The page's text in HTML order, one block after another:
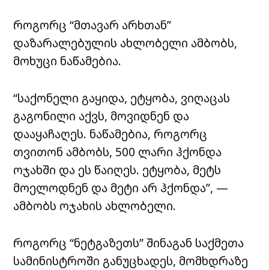
როგორც “მთავარ არხთან”
დაზარალებულის ახლობელი ამბობს,
მოხუცი ნაწამებია.
“საქონელი გაყიდა, ეტყობა, ვიღაცას
გაგონილი აქვს, მოვიდნენ და
დააყაჩაღეს. ნაწამებია, როგორც
თვითონ ამბობს, 500 ლარი ჰქონდა
ოჯახში და ეს წაიღეს. ეტყობა, მეტს
მოელოდნენ და მეტი არ ჰქონდა”, —
ამბობს ოჯახის ახლობელი.
როგორც “ნეტგაზეთს” შინაგან საქმეთა
სამინისტროში განუცხადეს, მომხდრაზე